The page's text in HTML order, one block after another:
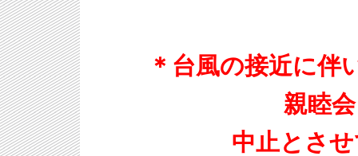
＊台風の接近に伴
親睦
中止とさ